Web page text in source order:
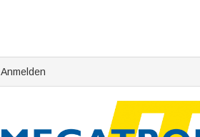
Anmelden